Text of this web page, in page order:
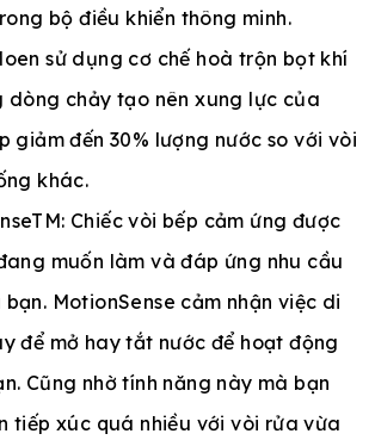
bộ điều khiển thông minh.
sử dụng cơ chế hoà trộn bọt khí
dòng chảy tạo nên xung lực của
giảm đến 30% lượng nước so với vòi
khác.
Chiếc vòi bếp cảm ứng được
muốn làm và đáp ứng nhu cầu
MotionSense cảm nhận việc di
để mở hay tắt nước để hoạt động
Cũng nhờ tính năng này mà bạn
tiếp xúc quá nhiều với vòi rửa vừa